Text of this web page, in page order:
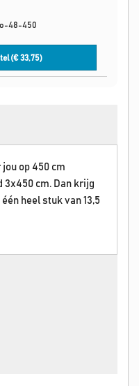
48-450
(€33,75)
op 450 cm
3x450 cm. Dan krijg
heel stuk van 13,5